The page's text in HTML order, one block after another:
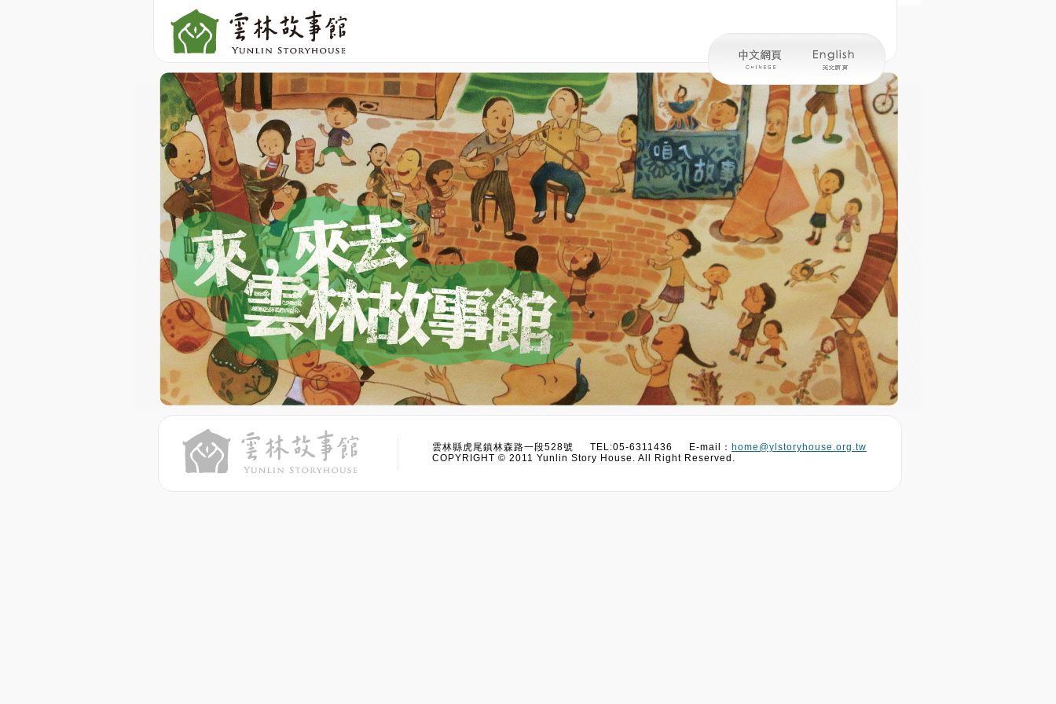
雲林縣虎尾鎮林森路一段528號 TEL:05-6311436 E-mail： home@ylstoryhouse.org.tw
COPYRIGHT © 2011 Yunlin Story House. All Right Reserved.